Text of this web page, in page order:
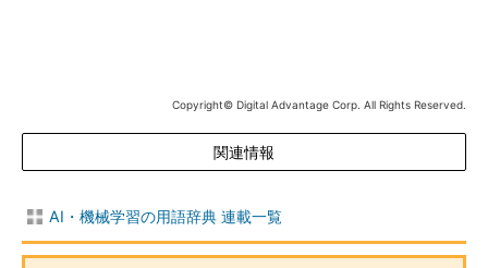
Copyright© Digital Advantage Corp. All Rights Reserved.
関連情報
AI・機械学習の用語辞典 連載一覧